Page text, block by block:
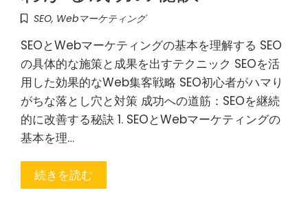
SEO, Webマーケティング
SEOとWebマーケティングの基本を理解する SEO
の具体的な施策と成果を出すテクニック SEOを活
用した効果的なWeb集客戦略 SEO初心者がハマり
がちな落とし穴と対策 成功への道筋：SEOを継続
的に改善する秘訣 1. SEOとWebマーケティングの
基本を理…
続きを読む